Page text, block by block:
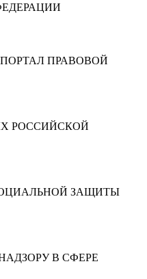
ПРАВОВОЙ
РОССИЙСКОЙ
ЗАЩИТЫ
В СФЕРЕ